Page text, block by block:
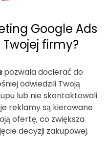
Google Ads
firmy?
pozwala docierać do
odwiedzili Twoją
lub nie skontaktowali
reklamy są kierowane
ofertę, co zwiększa
decyzji zakupowej.